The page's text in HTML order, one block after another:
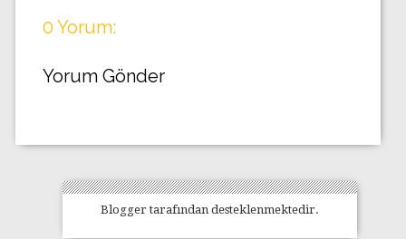
0 Yorum:
Yorum Gönder
Bloggertarafından desteklenmektedir.